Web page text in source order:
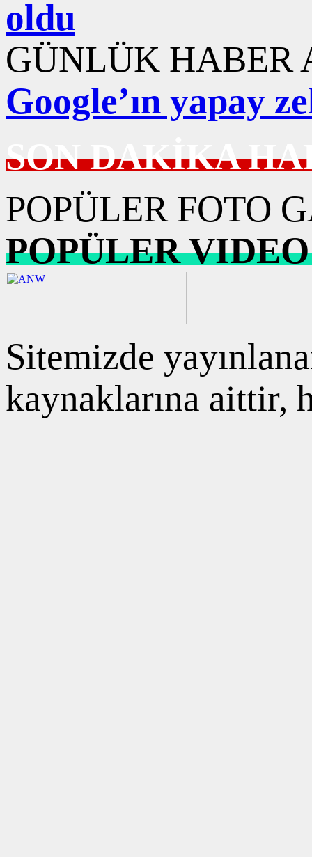
oldu
GÜNLÜK HABER
Google’ın yapay
SON DAKİKA
POPÜLER FOTO
POPÜLER
Sitemizde
kaynaklarına aittir,